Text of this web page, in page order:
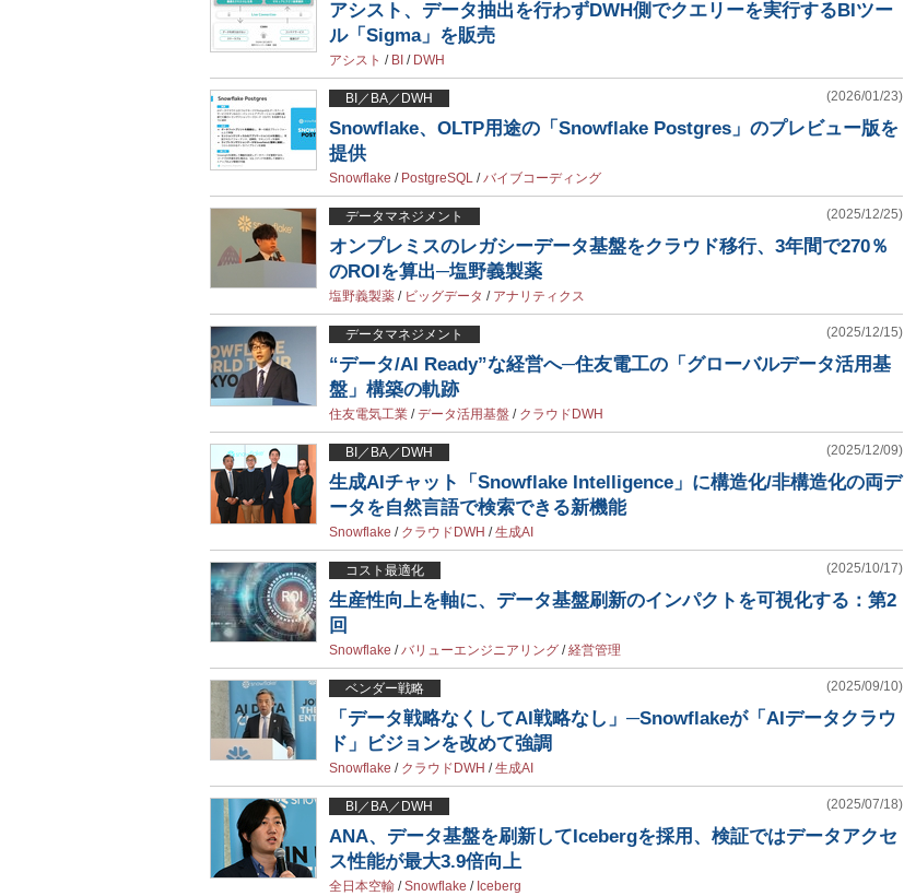
アシスト、データ抽出を行わずDWH側でクエリーを実行するBIツー
ル「Sigma」を販売
アシスト / BI / DWH
BI／BA／DWH (2026/01/23)
Snowflake、OLTP用途の「Snowflake Postgres」のプレビュー版を
提供
Snowflake / PostgreSQL /バイブコーディング
データマネジメント (2025/12/25)
オンプレミスのレガシーデータ基盤をクラウド移行、3年間で270％
のROIを算出─塩野義製薬
塩野義製薬 / ビッグデータ / アナリティクス
データマネジメント (2025/12/15)
“データ/AI Ready”な経営へ─住友電工の「グローバルデータ活用基
盤」構築の軌跡
住友電気工業 /データ活用基盤 / クラウドDWH
BI／BA／DWH (2025/12/09)
生成AIチャット「Snowflake Intelligence」に構造化/非構造化の両デ
ータを自然言語で検索できる新機能
Snowflake / クラウドDWH /生成AI
コスト最適化 (2025/10/17)
生産性向上を軸に、データ基盤刷新のインパクトを可視化する：第2
回
Snowflake /バリューエンジニアリング /経営管理
ベンダー戦略 (2025/09/10)
「データ戦略なくしてAI戦略なし」─Snowflakeが「AIデータクラウ
ド」ビジョンを改めて強調
Snowflake / クラウドDWH /生成AI
BI／BA／DWH (2025/07/18)
ANA、データ基盤を刷新してIcebergを採用、検証ではデータアクセ
ス性能が最大3.9倍向上
全日本空輸 /Snowflake / Iceberg